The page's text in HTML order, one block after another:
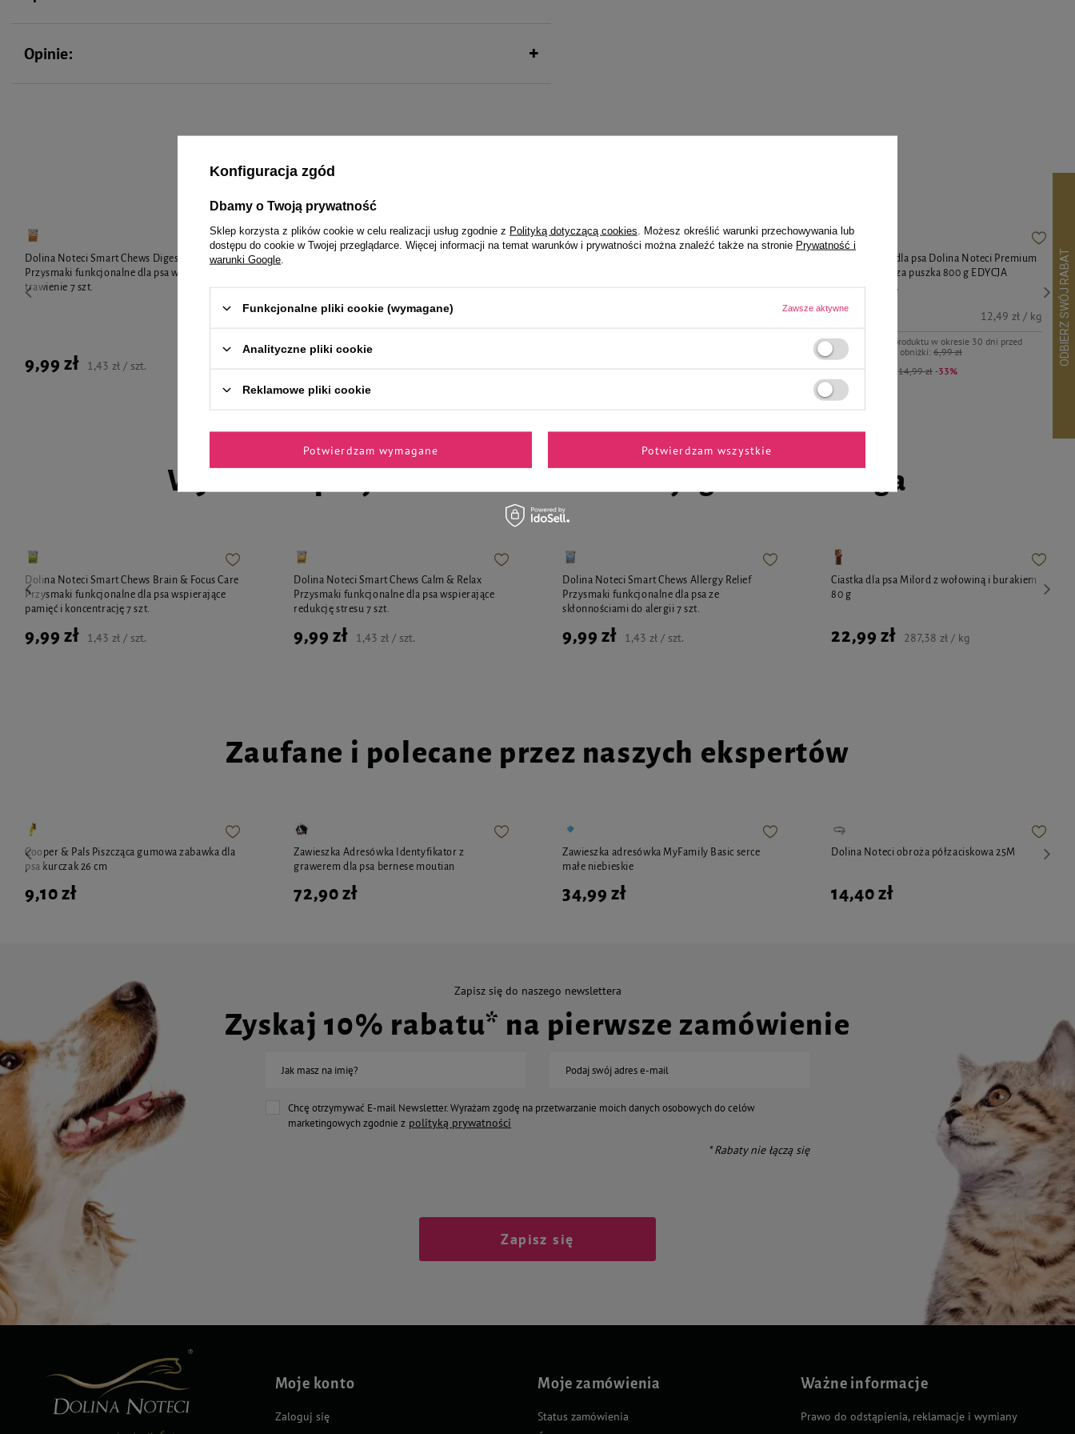
Opinie:
To także ucieszy Twojego pupila
Dolina Noteci Smart Chews Digestive Harmony
Przysmaki funkcjonalne dla psa wspierające
trawienie 7 szt.
9,99 zł 1,43 zł / szt.
Mokra karma dla psa Dolina Noteci Premium
bogata w dorsza puszka 800 g EDYCJA
LIMITOWANA
14,99 zł -33%
9,99 zł
Najniższa cena produktu w okresie 30 dni przed
wprowadzeniem obniżki: 6,99 zł
12,49 zł / kg
Wybrane specjalnie dla Ciebie i Twojego czworonoga
Dolina Noteci Smart Chews Brain & Focus Care
Przysmaki funkcjonalne dla psa wspierające
pamięć i koncentrację 7 szt.
9,99 zł 1,43 zł / szt.
Dolina Noteci Smart Chews Calm & Relax
Przysmaki funkcjonalne dla psa wspierające
redukcję stresu 7 szt.
9,99 zł 1,43 zł / szt.
Dolina Noteci Smart Chews Allergy Relief
Przysmaki funkcjonalne dla psa ze
skłonnościami do alergii 7 szt.
9,99 zł 1,43 zł / szt.
Ciastka dla psa Milord z wołowiną i burakiem
80 g
22,99 zł 287,38 zł / kg
Zaufane i polecane przez naszych ekspertów
Cooper & Pals Piszcząca gumowa zabawka dla
psa kurczak 26 cm
9,10 zł
Zawieszka Adresówka Identyfikator z
grawerem dla psa bernese moutian
72,90 zł
Zawieszka adresówka MyFamily Basic serce
małe niebieskie
34,99 zł
Dolina Noteci obroża półzaciskowa 25M
14,40 zł
Zapisz się do naszego newslettera
Zyskaj 10% rabatu* na pierwsze zamówienie
Jak masz na imię? Podaj swój adres e-mail
Chcę otrzymywać E-mail Newsletter. Wyrażam zgodę na przetwarzanie moich danych osobowych do celów
marketingowych zgodnie z polityką prywatności
* Rabaty nie łączą się
Zapisz się
Moje konto
Zaloguj się
Moje zamówienia
Status zamówienia
Ważne informacje
Prawo do odstąpienia, reklamacje i wymiany
Konfiguracja zgód
Dbamy o Twoją prywatność
Sklep korzysta z plików cookie w celu realizacji usług zgodnie z Polityką dotyczącą cookies . Możesz określić warunki przechowywania lub
dostępu do cookie w Twojej przeglądarce. Więcej informacji na temat warunków i prywatności można znaleźć także na stronie Prywatność i
warunki Google
Funkcjonalne pliki cookie (wymagane) Zawsze aktywne
Analityczne pliki cookie
Reklamowe pliki cookie
Potwierdzam wymagane Potwierdzam wszystkie